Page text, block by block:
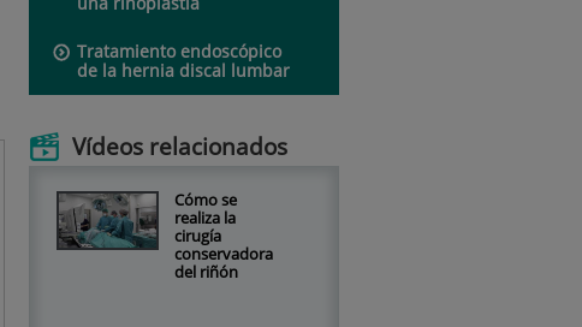
Tratamiento endoscópico
de la hernia discal lumbar
Vídeos relacionados
Cómo se
realiza la
cirugía
conservadora
del riñón